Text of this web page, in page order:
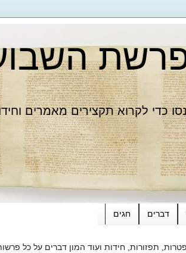
כדי לקרוא תקצירים מאמרים
דברים חגים
תפזורות, חידות ועוד המון דברים על כל